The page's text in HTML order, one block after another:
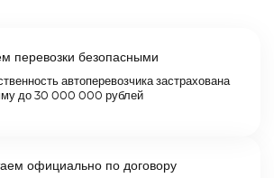
перевозки безопасными
автоперевозчика застрахована
до 30 000 000 рублей
официально по договору